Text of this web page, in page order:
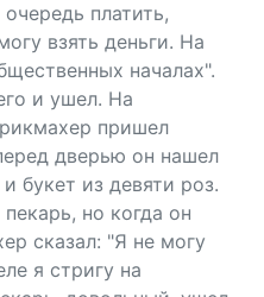
платить,
взять деньги. На
началах".
и ушел. На
пришел
дверью он нашел
букет из девяти роз.
но когда он
сказал: "Я не могу
я стригу на